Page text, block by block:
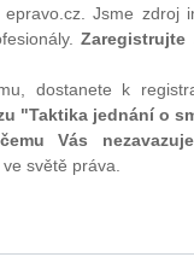
s právními
v právu Jan Kubíček
vnímal svou
ale postupně
byznysu jako
Jsme zdroj
dostanete k
"Taktika jednání o
Vás nezavazuje
světě práva.